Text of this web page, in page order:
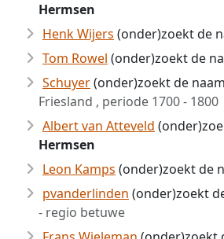
Hermsen
Henk Wijers (onder)zoekt de
Tom Rowel (onder)zoekt de
Schuyer(onder)zoekt de naam
Friesland , periode 1700 - 1800
Albert van Atteveld
Hermsen
Leon Kamps (onder)zoekt de
pvanderlinden (onder)zoekt
- regio betuwe